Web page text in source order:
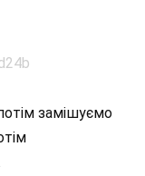
замішуємо